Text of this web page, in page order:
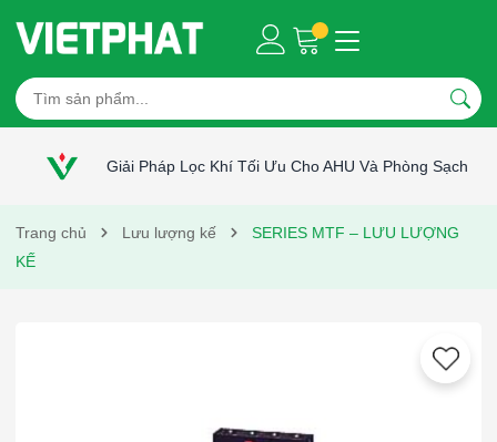
Giải Pháp Lọc Khí Tối Ưu Cho AHU Và Phòng Sạch
Trang chủ Lưu lượng kế
SERIES MTF – LƯU LƯỢNG
KẾ